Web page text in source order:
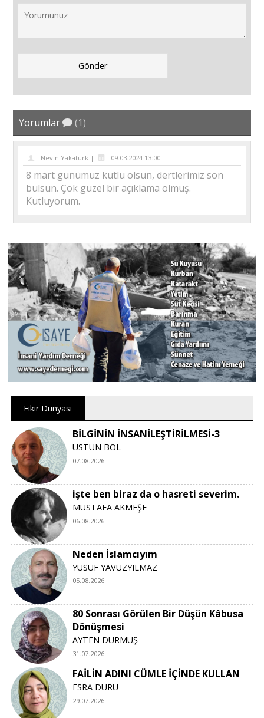
Yorumlar (1)
Nevin Yakatürk | 09.03.2024 13:00
8 mart günümüz kutlu olsun, dertlerimiz son
bulsun. Çok güzel bir açıklama olmuş.
Kutluyorum.
Fikir Dünyası
BİLGİNİN İNSANİLEŞTİRİLMESİ-3
ÜSTÜN BOL
07.08.2026
işte ben biraz da o hasreti severim.
MUSTAFA AKMEŞE
06.08.2026
Neden İslamcıyım
YUSUF YAVUZYILMAZ
05.08.2026
80 Sonrası Görülen Bir Düşün Kâbusa
Dönüşmesi
AYTEN DURMUŞ
31.07.2026
FAİLİN ADINI CÜMLE İÇİNDE KULLAN
ESRA DURU
29.07.2026